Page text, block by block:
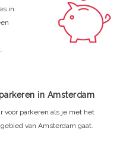
in
in Amsterdam
voor parkeren als je met het
van Amsterdam gaat.